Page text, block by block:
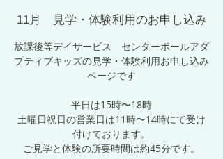
11月 見学・体験利用のお申し込み
放課後等デイサービス センターポールアダ
プティブキッズの見学・体験利用お申し込み
ページです
平日は15時〜18時
土曜日祝日の営業日は11時〜14時にて受け
付けております。
ご見学と体験の所要時間は約45分です。